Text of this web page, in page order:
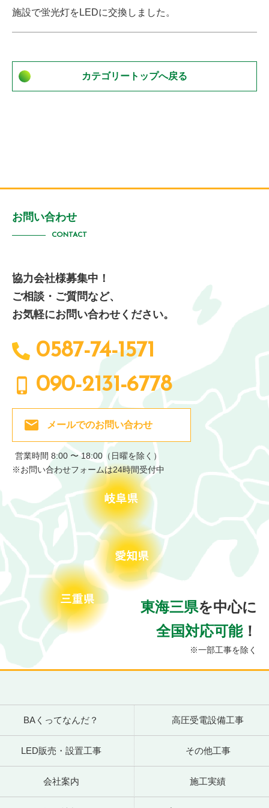
施設で蛍光灯をLEDに交換しました。
カテゴリートップへ戻る
お問い合わせ
CONTACT
協力会社様募集中！
ご相談・ご質問など、
お気軽にお問い合わせください。
0587-74-1571
090-2131-6778
メールでのお問い合わせ
営業時間 8:00 〜 18:00（日曜を除く）
※お問い合わせフォームは24時間受付中
東海三県を中心に
全国対応可能！
※一部工事を除く
BAくってなんだ？ 高圧受電設備工事
LED販売・設置工事 その他工事
会社案内 施工実績